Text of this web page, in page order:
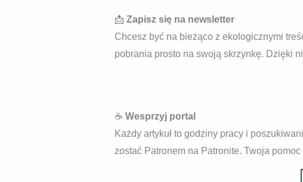
📩 Zapisz się na newsletter
Chcesz być na bieżąco z ekologicznymi
pobrania prosto na swoją skrzynkę. Dzięki
☕ Wesprzyj portal
Każdy artykuł to godziny pracy i
zostać Patronem na Patronite. Twoja